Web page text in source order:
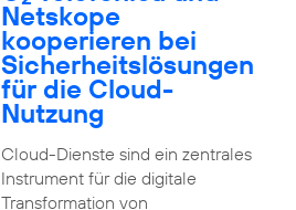
Netskope
kooperieren bei
Sicherheitslösungen
für die Cloud-
Nutzung
Cloud-Dienste sind ein zentrales
Instrument für die digitale
Transformation von